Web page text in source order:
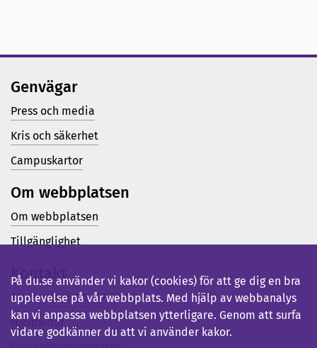
Genvägar
Press och media
Kris och säkerhet
Campuskartor
Om webbplatsen
Om webbplatsen
Tillgänglighet
Kontakt
Telefon (vx): 023-77 80 00
Hjälpsidor
På du.se använder vi kakor (cookies) för att ge dig en bra
upplevelse på vår webbplats. Med hjälp av webbanalys
kan vi anpassa webbplatsen ytterligare. Genom att surfa
vidare godkänner du att vi använder kakor.